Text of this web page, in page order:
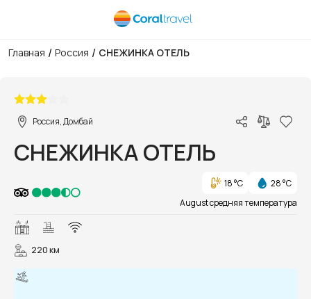
Главная / Россия / СНЕЖИНКА ОТЕЛЬ
Россия, Домбай
СНЕЖИНКА ОТЕЛЬ
18 °C
28 °C
August средняя температура
220 км